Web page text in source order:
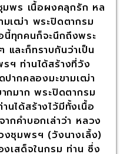
ร เนื้อผงคลุกรัก หล
เฒ่า พระปิดตากรม
ทุกคนก็จะนึกถึงพระ
และก็ทราบกันว่าเป็น
ฯ ท่านได้สร้างที่วัง
ากคลองมะขามเฒ่า
กมาก พระปิดตากรม
ได้สร้างไว้มีทั้งเนื้อ
กคำบอกเล่าว่า หลวง
งชุมพรฯ (วังนางเลิ้ง)
เสด็จในกรม ท่าน ซึ่ง